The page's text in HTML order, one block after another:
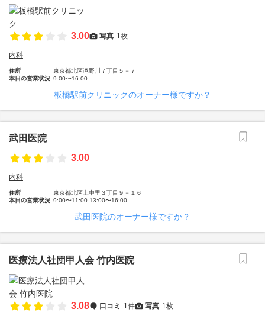
3.00 写真 1枚
内科
住所
東京都北区滝野川７丁目５－７
本日の営業状況 9:00〜16:00
板橋駅前クリニックのオーナー様ですか？
武田医院
3.00
内科
住所
東京都北区上中里３丁目９－１６
本日の営業状況 9:00〜11:00 13:00〜16:00
武田医院のオーナー様ですか？
医療法人社団甲人会 竹内医院
3.08 口コミ 1件 写真 1枚